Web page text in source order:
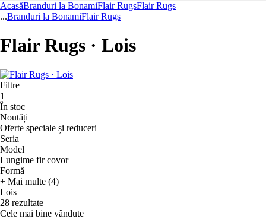
AcasăBranduri la BonamiFlair RugsFlair Rugs
...Branduri la BonamiFlair Rugs
Flair Rugs · Lois
Filtre
1
În stoc
Noutăți
Oferte speciale și reduceri
Seria
Model
Lungime fir covor
Formă
+ Mai multe (4)
Lois
28 rezultate
Cele mai bine vândute